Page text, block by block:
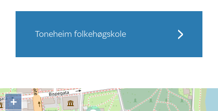
Toneheim folkehøgskole
+